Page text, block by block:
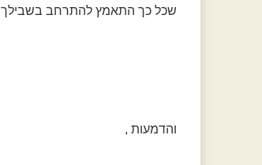
שכל כך התאמץ להתרחב בשבילך
והדמעות ,